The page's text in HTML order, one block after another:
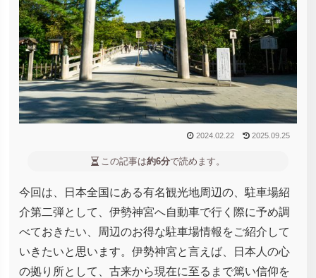
2024.02.22 2025.09.25
この記事は約6分で読めます。
今回は、日本全国にある有名観光地周辺の、駐車場紹
介第二弾として、伊勢神宮へ自動車で行く際に予め調
べておきたい、周辺のお得な駐車場情報をご紹介して
いきたいと思います。伊勢神宮と言えば、日本人の心
の拠り所として、古来から現在に至るまで篤い信仰を